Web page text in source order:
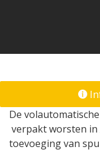
De
verpakt worsten in
toevoeging van